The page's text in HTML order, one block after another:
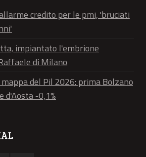
credito per le pmi, 'bruciati
impiantato l'embrione
di Milano
del Pil 2026: prima Bolzano
d'Aosta -0,1%